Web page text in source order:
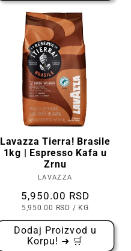
Lavazza Tierra! Brasile
1kg | Espresso Kafa u
Zrnu
Prodavac:
LAVAZZA
Cena
5,950.00 RSD
CENA
KOMADU
5,950.00 RSD / PO
KG
Dodaj Proizvod u
Korpu! ➜ 🛒